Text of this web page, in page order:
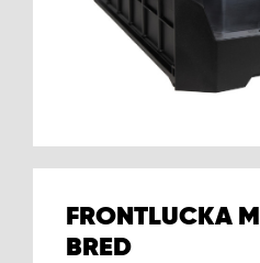
FRONTLUCKA
BRED
WORK SYSTEM HELSINGBORG
WORK SYSTEM JÖNKÖPING
WORK SYSTEM KIRUNA